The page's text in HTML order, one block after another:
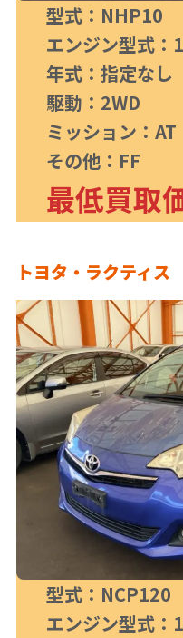
型式：NHP10
エンジン型式：
年式：指定なし
駆動：2WD
ミッション：AT
その他：FF
最低買取
トヨタ・ラクティス
型式：NCP120
エンジン型式：